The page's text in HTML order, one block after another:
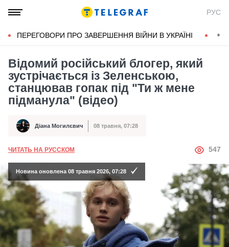
РУС
ПЕРЕГОВОРИ ПРО ЗАВЕРШЕННЯ ВІЙНИ В УКРАЇНІ
Відомий російський блогер, який
зустрічається із Зеленською,
станцював гопак під "Ти ж мене
підманула" (відео)
Автор Діана Могилєвич
Дата публікації 08 травня, 07:28
ЧИТАТЬ НА РУССКОМ АВТОР
547
Новина оновлена 08 травня 2026, 07:28